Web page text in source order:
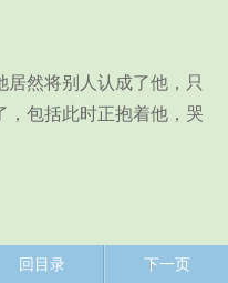
然将别人认成了他，只
，包括此时正抱着他，哭
回目录 下一页